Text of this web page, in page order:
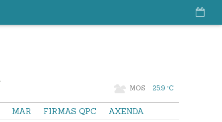
MOS 25.9 °C
MAR FIRMAS QPC AXENDA